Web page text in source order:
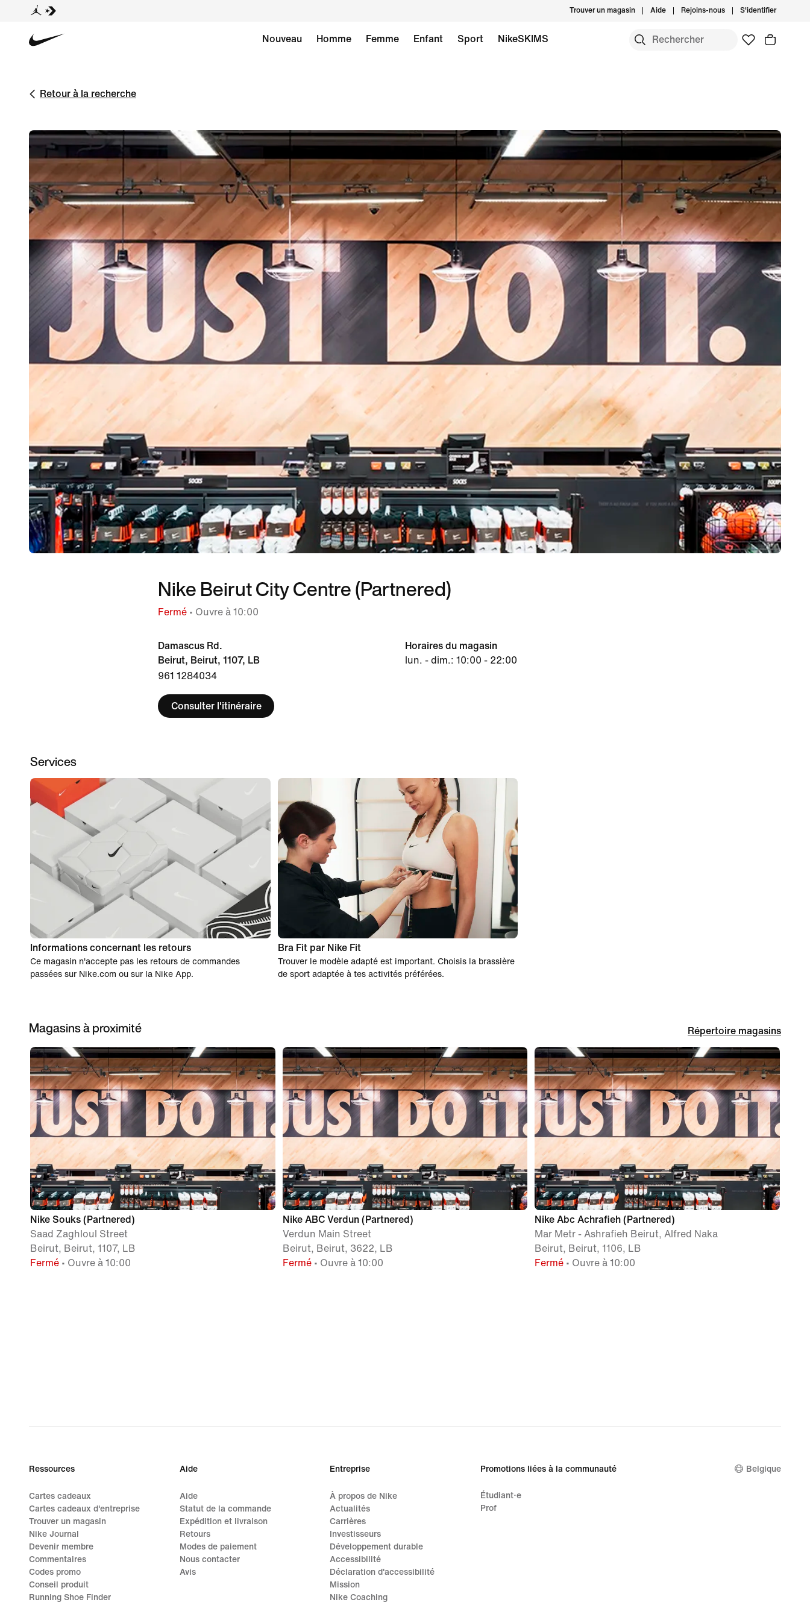
Trouver un magasin Aide Rejoins-nous S'identifier
Nouveau Homme Femme Enfant Sport NikeSKIMS
Retour à la recherche
Nike Beirut City Centre (Partnered)
Fermé • Ouvre à 10:00
Damascus Rd.
Beirut, Beirut, 1107, LB
961 1284034
Consulter l'itinéraire
Horaires du magasin
lun. - dim.: 10:00 - 22:00
Services
Informations concernant les retours
Ce magasin n'accepte pas les retours de commandes
passées sur Nike.com ou sur la Nike App.
Bra Fit par Nike Fit
Trouver le modèle adapté est important. Choisis la brassière
de sport adaptée à tes activités préférées.
Magasins à proximité Répertoire magasins
Nike Souks (Partnered)
Saad Zaghloul Street
Beirut, Beirut, 1107, LB
Fermé • Ouvre à 10:00
Nike ABC Verdun (Partnered)
Verdun Main Street
Beirut, Beirut, 3622, LB
Fermé• Ouvre à 10:00
Nike Abc Achrafieh (Partnered)
Mar Metr - Ashrafieh Beirut, Alfred Naka
Beirut, Beirut, 1106, LB
Fermé • Ouvre à 10:00
Ressources
Cartes cadeaux
Cartes cadeaux d'entreprise
Trouver un magasin
Nike Journal
Devenir membre
Commentaires
Codes promo
Conseil produit
Running Shoe Finder
Aide
Aide
Statut de la commande
Expédition et livraison
Retours
Modes de paiement
Nous contacter
Avis
Entreprise
À propos de Nike
Actualités
Carrières
Investisseurs
Développement durable
Accessibilité
Déclaration d'accessibilité
Mission
Nike Coaching
Promotions liées à la communauté
Étudiant·e
Prof
Belgique